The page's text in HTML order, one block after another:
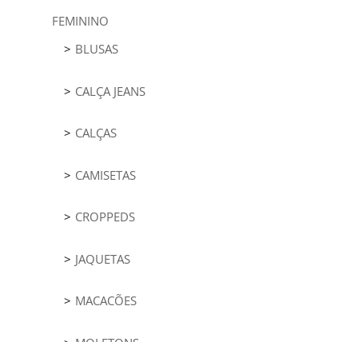
FEMININO
BLUSAS
CALÇA JEANS
CALÇAS
CAMISETAS
CROPPEDS
JAQUETAS
MACACÕES